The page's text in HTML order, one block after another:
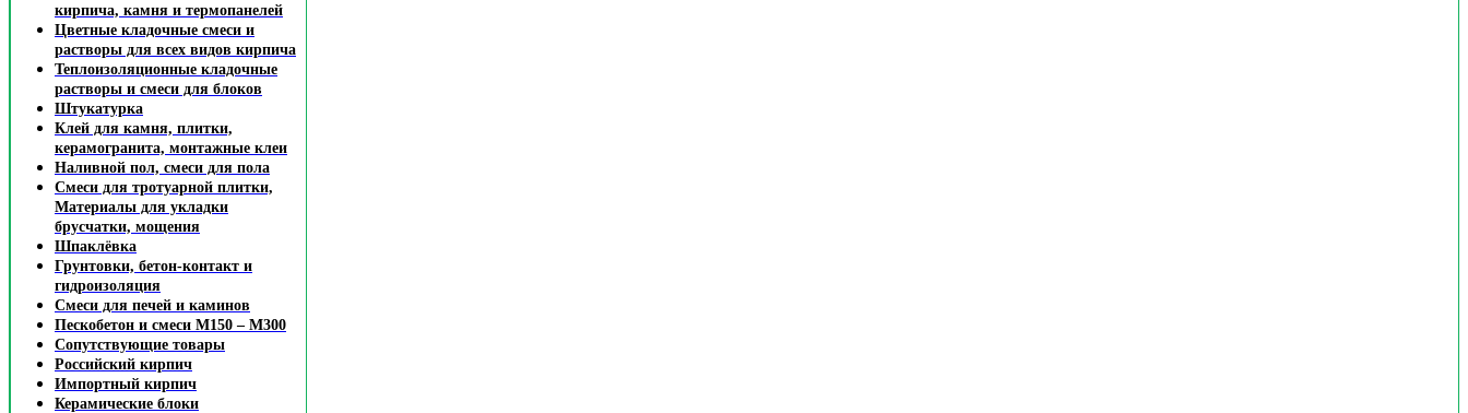
кирпича, камня и термопанелей
Цветные кладочные смеси и
растворы для всех видов кирпича
Теплоизоляционные кладочные
растворы и смеси для блоков
Штукатурка
Клей для камня, плитки,
керамогранита, монтажные клеи
Наливной пол, смеси для пола
Смеси для тротуарной плитки,
Материалы для укладки
брусчатки, мощения
Шпаклёвка
Грунтовки, бетон-контакт и
гидроизоляция
Смеси для печей и каминов
Пескобетон и смеси М150 – М300
Сопутствующие товары
Российский кирпич
Импортный кирпич
Керамические блоки